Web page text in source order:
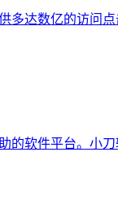
达数亿的访问
软件平台。小